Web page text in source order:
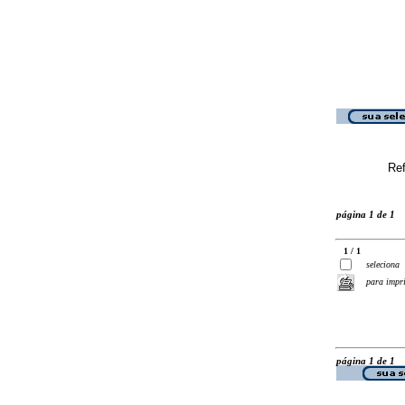
página 1 de 1
1 / 1
seleciona
para
página 1 de 1